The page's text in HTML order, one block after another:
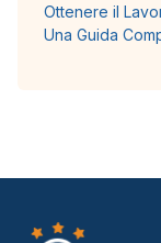
Ottenere il
Una Guida